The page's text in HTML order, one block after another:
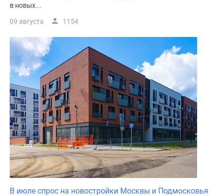
акции
Макс
в новых...
09 августа 1154
В июле спрос на новостройки Москвы и Подмосковья